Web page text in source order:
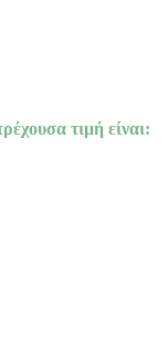
τιμή είναι: